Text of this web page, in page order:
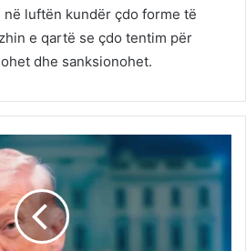
luftën kundër çdo forme të
e qartë se çdo tentim për
dhe sanksionohet.